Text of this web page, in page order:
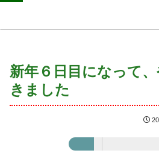
新年６日目になって
きました